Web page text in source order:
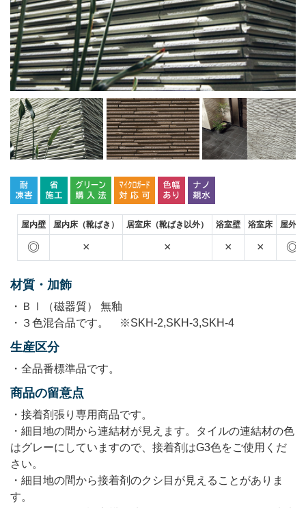
屋内壁 屋内床（靴ばき） 居室床（靴ばき以外） 浴室壁 浴室床 屋外壁
◎ × × × × ◎
材質・加飾
・ＢⅠ（磁器質） 無釉
・３色混合品です。 ※SKH-2,SKH-3,SKH-4
生産区分
・全品番標準品です。
商品の留意点
・接着剤張り専用商品です。
・細目地の間から連結材が見えます。タイルの連結材の色
はグレーにしていますので、接着剤はG3色をご使用くだ
さい。
・細目地の間から接着剤のクシ目が見えることがありま
す。